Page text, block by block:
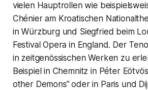
vielen Hauptrollen wie
Chénier am Kroatischen
in Würzburg und Siegfried beim
Festival Opera in England. Der
in zeitgenössischen Werken zu
Beispiel in Chemnitz in Péter
other Demons“ oder in Paris und